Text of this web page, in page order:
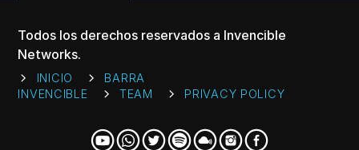
Todos los derechos reservados a Invencible
Networks.
INICIO
BARRA
INVENCIBLE
TEAM PRIVACY POLICY